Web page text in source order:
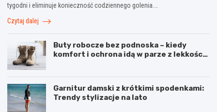
tygodni i eliminuje konieczność codziennego golenia.…
Czytaj dalej
Buty robocze bez podnoska – kiedy
komfort i ochrona idą w parze z lekkością
Garnitur damski z krótkimi spodenkami:
Trendy stylizacje na lato